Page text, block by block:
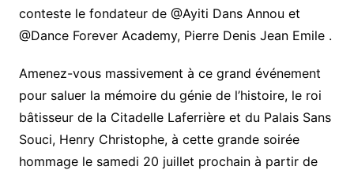
conteste le fondateur de @Ayiti Dans Annou et
@Dance Forever Academy, Pierre Denis Jean Emile .
Amenez-vous massivement à ce grand événement
pour saluer la mémoire du génie de l’histoire, le roi
bâtisseur de la Citadelle Laferrière et du Palais Sans
Souci, Henry Christophe, à cette grande soirée
hommage le samedi 20 juillet prochain à partir de